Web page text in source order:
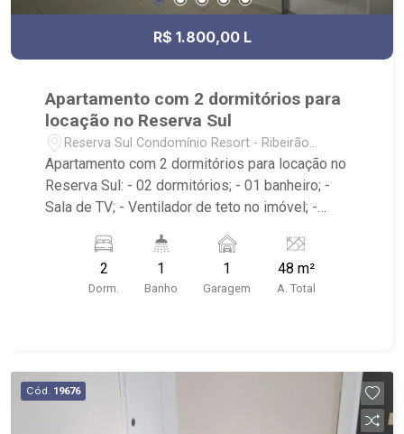
R$ 1.800,00 L
Apartamento com 2 dormitórios para
locação no Reserva Sul
Reserva Sul Condomínio Resort - Ribeirão
Preto/SP
Apartamento com 2 dormitórios para locação no
Reserva Sul: - 02 dormitórios; - 01 banheiro; -
Sala de TV; - Ventilador de teto no imóvel; -
de garagem; - Condomínio: Portaria 24hrs, Área
de Churrasco, Quadra Poliesportiva, Playground,
Mini Campo de Futebol, Quadra de Areia e
Bella Capri e Pacer Academia.
2
Dorm.
1
Banho
1
Garagem
48 m²
A. Total
Cód. 19676